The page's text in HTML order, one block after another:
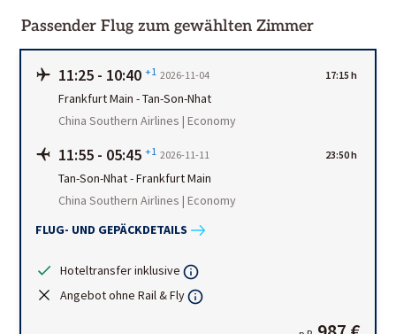
Passender Flug zum gewählten Zimmer
11:25 - 10:40 +1 2026-11-04 17:15 h
Frankfurt Main -Tan-Son-Nhat
China Southern Airlines | Economy
11:55 - 05:45 +1 2026-11-11 23:50 h
Tan-Son-Nhat-Frankfurt Main
China Southern Airlines | Economy
FLUG- UND GEPÄCKDETAILS
Hoteltransfer inklusive
Angebot ohne Rail & Fly